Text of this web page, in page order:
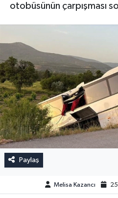
otobüsünün çarpışması
Paylaş
Melisa Kazancı